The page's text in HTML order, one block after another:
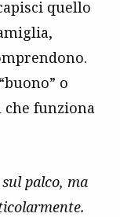
quello
o
che funziona
palco, ma